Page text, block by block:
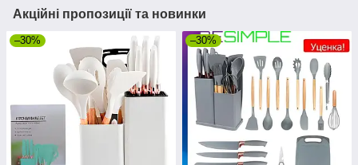
Акційні пропозиції та новинки
–30% –30%